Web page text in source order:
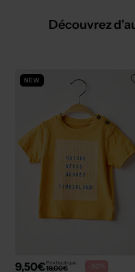
Découvrez
NEW
9,50€Prix boutique :
19,00€ -50%